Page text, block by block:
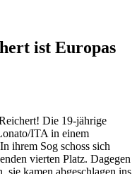
ist Europas
Die 19-jährige
ITA in einem
ihrem Sog schoss sich
vierten Platz. Dagegen
sie kamen abgeschlagen ins